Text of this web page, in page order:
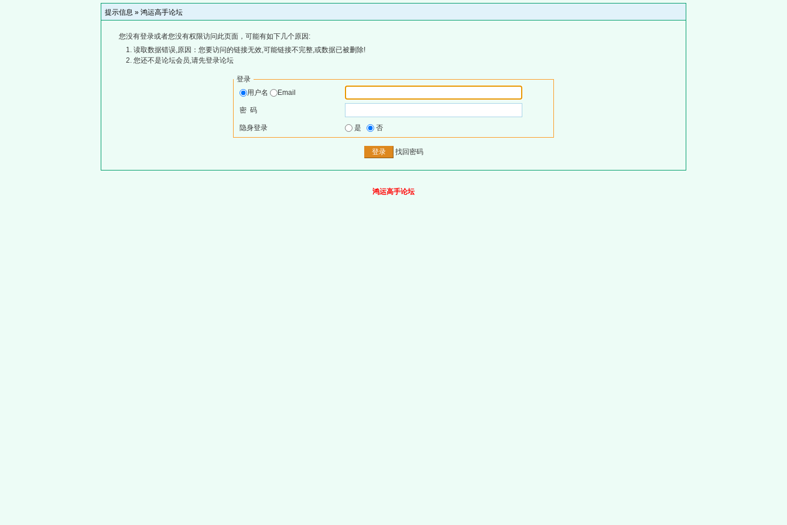
提示信息 » 鸿运高手论坛
您没有登录或者您没有权限访问此页面，可能有如下几个原因:
读取数据错误,原因：您要访问的链接无效,可能链接不完整,或数据已被删除!
您还不是论坛会员,请先登录论坛
登录
用户名
Email
密 码
隐身登录 是 否
找回密码
鸿运高手论坛